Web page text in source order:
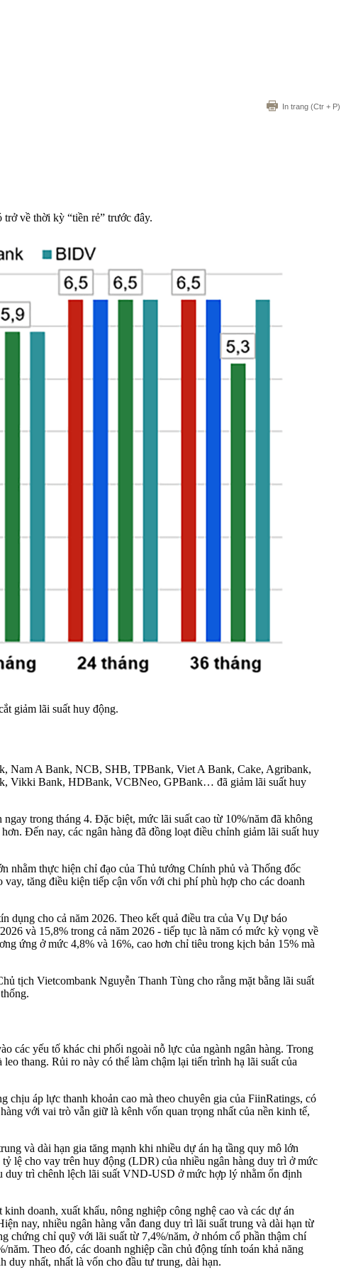
In trang (Ctr + P)
về thời kỳ “tiền rẻ” trước đây.
giảm lãi suất huy động.
Nam A Bank, NCB, SHB, TPBank, Viet A Bank, Cake, Agribank,
Vikki Bank, HDBank, VCBNeo, GPBank… đã giảm lãi suất huy
trong tháng 4. Đặc biệt, mức lãi suất cao từ 10%/năm đã không
Đến nay, các ngân hàng đã đồng loạt điều chỉnh giảm lãi suất huy
thực hiện chỉ đạo của Thủ tướng Chính phủ và Thống đốc
tăng điều kiện tiếp cận vốn với chi phí phù hợp cho các doanh
dụng cho cả năm 2026. Theo kết quả điều tra của Vụ Dự báo
và 15,8% trong cả năm 2026 - tiếp tục là năm có mức kỳ vọng về
ứng ở mức 4,8% và 16%, cao hơn chỉ tiêu trong kịch bản 15% mà
tịch Vietcombank Nguyễn Thanh Tùng cho rằng mặt bằng lãi suất
các yếu tố khác chi phối ngoài nỗ lực của ngành ngân hàng. Trong
thang. Rủi ro này có thể làm chậm lại tiến trình hạ lãi suất của
chịu áp lực thanh khoản cao mà theo chuyên gia của FiinRatings, có
với vai trò vẫn giữ là kênh vốn quan trọng nhất của nền kinh tế,
và dài hạn gia tăng mạnh khi nhiều dự án hạ tầng quy mô lớn
lệ cho vay trên huy động (LDR) của nhiều ngân hàng duy trì ở mức
duy trì chênh lệch lãi suất VND-USD ở mức hợp lý nhằm ổn định
doanh, xuất khẩu, nông nghiệp công nghệ cao và các dự án
nay, nhiều ngân hàng vẫn đang duy trì lãi suất trung và dài hạn từ
chứng chỉ quỹ với lãi suất từ 7,4%/năm, ở nhóm cổ phần thậm chí
Theo đó, các doanh nghiệp cần chủ động tính toán khả năng
duy nhất, nhất là vốn cho đầu tư trung, dài hạn.